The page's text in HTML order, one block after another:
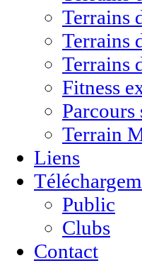
Terrains
Terrains
Terrains
Fitness
Parcours
Terrain
Liens
Public
Clubs
Contact